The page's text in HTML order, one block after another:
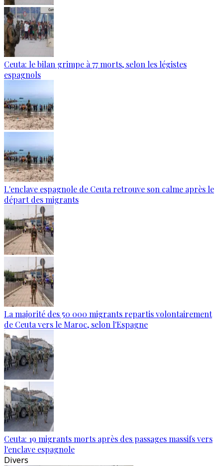
Ceuta: le bilan grimpe à 77 morts, selon les légistes
espagnols
L'enclave espagnole de Ceuta retrouve son calme après le
départ des migrants
La majorité des 50 000 migrants repartis volontairement
de Ceuta vers le Maroc, selon l'Espagne
Ceuta: 19 migrants morts après des passages massifs vers
l'enclave espagnole
Divers